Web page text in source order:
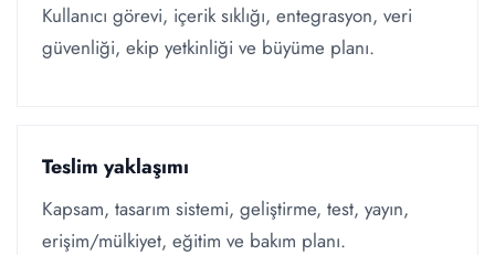
Kullanıcı görevi, içerik sıklığı, entegrasyon, veri
güvenliği, ekip yetkinliği ve büyüme planı.
Teslim yaklaşımı
Kapsam, tasarım sistemi, geliştirme, test, yayın,
erişim/mülkiyet, eğitim ve bakım planı.